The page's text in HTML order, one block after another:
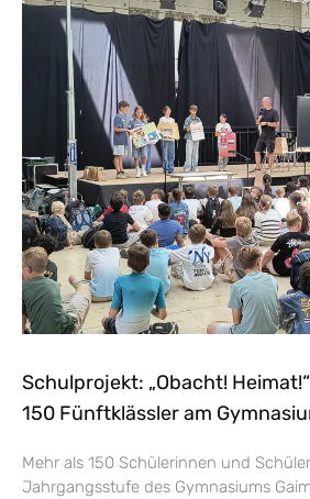
Schulprojekt: „Obacht!
150 Fünftklässler am
Mehr als 150 Schülerinnen und
Jahrgangsstufe des Gymnasiums